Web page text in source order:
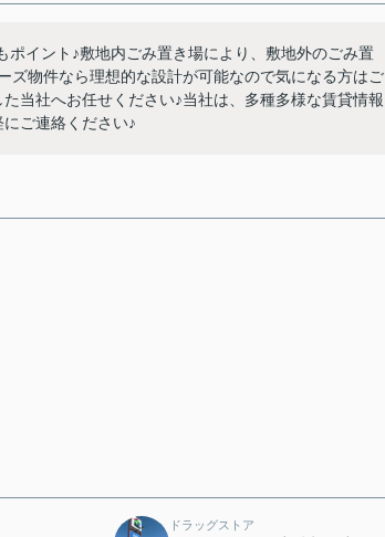
イント♪敷地内ごみ置き場により、敷地外のごみ置
ズ物件なら理想的な設計が可能なので気になる方はご
当社へお任せください♪当社は、多種多様な賃貸情報
ご連絡ください♪
ドラッグストア